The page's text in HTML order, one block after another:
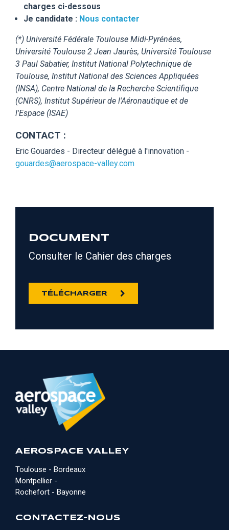
charges ci-dessous
Je candidate : Nous contacter
(*) Université Fédérale Toulouse Midi-Pyrénées,
Université Toulouse 2 Jean Jaurès, Université Toulouse
3 Paul Sabatier, Institut National Polytechnique de
Toulouse, Institut National des Sciences Appliquées
(INSA), Centre National de la Recherche Scientifique
(CNRS), Institut Supérieur de l'Aéronautique et de
l'Espace (ISAE)
CONTACT :
Eric Gouardes - Directeur délégué à l'innovation -
gouardes@aerospace-valley.com
DOCUMENT
Consulter le Cahier des charges
TÉLÉCHARGER
AEROSPACE VALLEY
Toulouse - Bordeaux
Montpellier -
Rochefort - Bayonne
CONTACTEZ-NOUS